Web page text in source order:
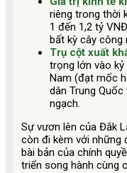
riêng trong thời
1 đến 1,2 tỷ
bất kỳ cây công
Trụ cột xuất
trọng lớn vào
Nam (đạt mốc
dân Trung
ngạch.
Sự vươn lên của Đắk
còn đi kèm với những
bài bản của chính
triển song hành cùng